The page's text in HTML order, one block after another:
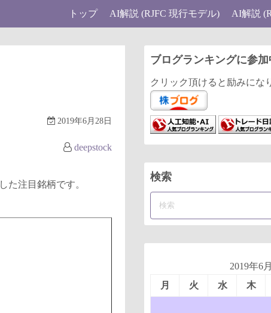
トップ AI解説 (RJFC 現行モデル) AI解説
2019年6月28日
deepstock
た注目銘柄です。
ブログランキングに参
クリック頂けると励みにな
検索
2019年6月
月
火 水 木